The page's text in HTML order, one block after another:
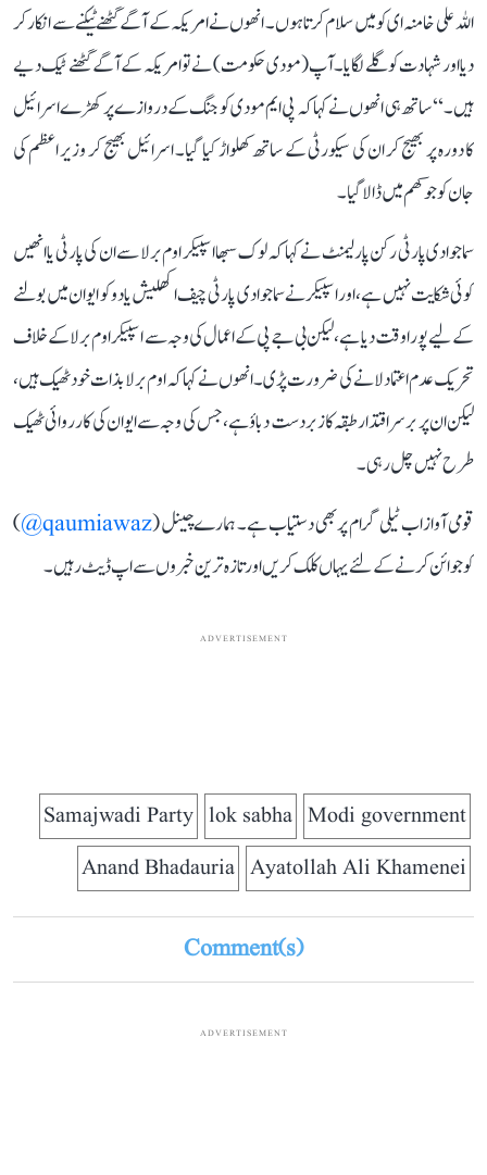
اللہ علی خامنہ ای کو میں سلام کرتا ہوں۔ انھوں نے امریکہ کے آگے گھٹنے ٹیکنے سے انکار کر
دیا اور شہادت کو گلے لگایا۔ آپ (مودی حکومت) نے تو امریکہ کے آگے گھٹنے ٹیک دیے
ہیں۔‘‘ ساتھ ہی انھوں نے کہا کہ پی ایم مودی کو جنگ کے دروازے پر کھڑے اسرائیل
کا دورہ پر بھیج کر ان کی سیکورٹی کے ساتھ کھلواڑ کیا گیا۔ اسرائیل بھیج کر وزیر اعظم کی
جان کو جوکھم میں ڈالا گیا۔
سماجوادی پارٹی رکن پارلیمنٹ نے کہا کہ لوک سبھا اسپیکر اوم برلا سے ان کی پارٹی یا انھیں
کوئی شکایت نہیں ہے، اور اسپیکر نے سماجوادی پارٹی چیف اکھلیش یادو کو ایوان میں بولنے
کے لیے پورا وقت دیا ہے، لیکن بی جے پی کے اعمال کی وجہ سے اسپیکر اوم برلا کے خلاف
تحریک عدم اعتماد لانے کی ضرورت پڑی۔ انھوں نے کہا کہ اوم برلا بذات خود ٹھیک ہیں،
لیکن ان پر برسراقتدار طبقہ کا زبردست دباؤ ہے، جس کی وجہ سے ایوان کی کارروائی ٹھیک
طرح نہیں چل رہی۔
قومی آواز اب ٹیلی گرام پر بھی دستیاب ہے۔ ہمارے چینل (qaumiawaz@
)
کو جوائن کرنے کے لئے یہاں کلک کریں اور تازہ ترین خبروں سے اپ ڈیٹ رہیں۔
ADVERTISEMENT
Modi government
lok sabha
Samajwadi Party
Ayatollah Ali Khamenei
Anand Bhadauria
Comment(s)
ADVERTISEMENT